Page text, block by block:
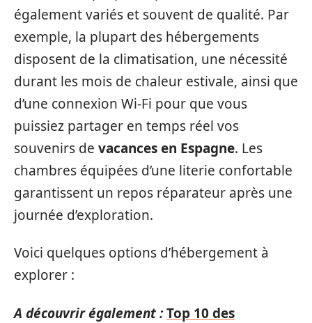
également variés et souvent de qualité. Par
exemple, la plupart des hébergements
disposent de la climatisation, une nécessité
durant les mois de chaleur estivale, ainsi que
d’une connexion Wi-Fi pour que vous
puissiez partager en temps réel vos
souvenirs de vacances en Espagne. Les
chambres équipées d’une literie confortable
garantissent un repos réparateur après une
journée d’exploration.
Voici quelques options d’hébergement à
explorer :
A découvrir également :Top 10 des